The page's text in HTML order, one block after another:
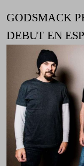
GODSMACK
DEBUT EN